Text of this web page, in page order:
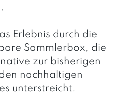
Erlebnis durch die
Sammlerbox, die
zur bisherigen
nachhaltigen
unterstreicht.